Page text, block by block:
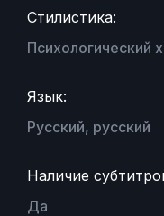
Стилистика:
Психологический
Язык:
Русский, русский
Наличие
Да